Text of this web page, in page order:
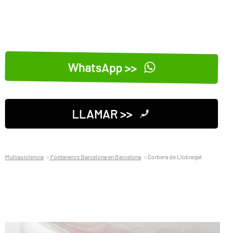
WhatsApp >>
LLAMAR >>
Multiasistencia Fontaneros Barcelona en Barcelona Corbera de Llobregat